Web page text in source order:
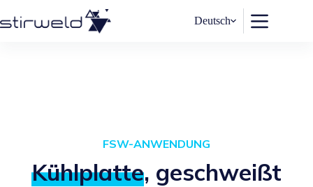
Inhalt
springen
Deutsch
FSW-ANWENDUNG
Kühlplatte, geschweißt